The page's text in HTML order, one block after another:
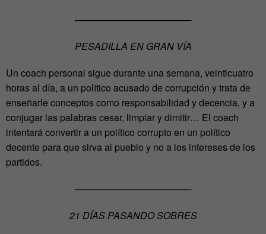
————————————-
PESADILLA EN GRAN VÍA
Un coach personal sigue durante una semana, veinticuatro
horas al día, a un político acusado de corrupción y trata de
enseñarle conceptos como responsabilidad y decencia, y a
conjugar las palabras cesar, limpiar y dimitir… El coach
intentará convertir a un político corrupto en un político
decente para que sirva al pueblo y no a los intereses de los
partidos.
————————————-
21 DÍAS PASANDO SOBRES